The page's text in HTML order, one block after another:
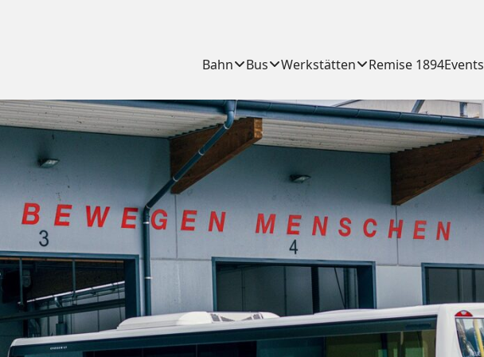
Bahn Bus Werkstätten Remise 1894Events